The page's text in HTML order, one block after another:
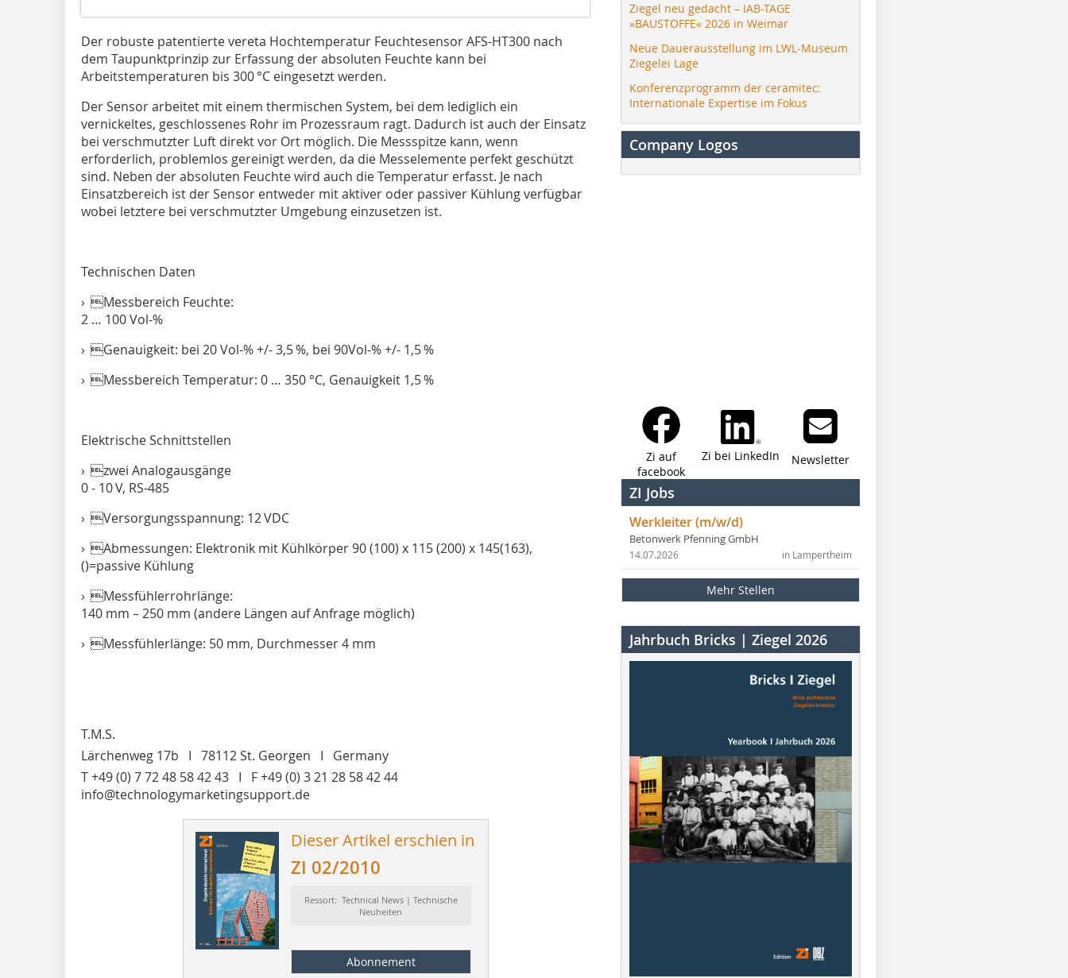
Der robuste patentierte vereta Hochtemperatur Feuchtesensor AFS-HT300 nach
dem Taupunktprinzip zur Erfassung der absoluten Feuchte kann bei
Arbeitstemperaturen bis 300 °C eingesetzt werden.
Der Sensor arbeitet mit einem thermischen System, bei dem lediglich ein
vernickeltes, geschlossenes Rohr im Prozessraum ragt. Dadurch ist auch der Einsatz
bei verschmutzter Luft direkt vor Ort möglich. Die Messspitze kann, wenn
erforderlich, problemlos gereinigt werden, da die Messelemente perfekt geschützt
sind. Neben der absoluten Feuchte wird auch die Temperatur erfasst. Je nach
Einsatzbereich ist der Sensor entweder mit aktiver oder passiver Kühlung verfügbar
wobei letztere bei verschmutzter Umgebung einzusetzen ist.
Technischen Daten
› Messbereich Feuchte:
2 … 100 Vol-%
› Genauigkeit: bei 20 Vol-% +/- 3,5 %, bei 90Vol-% +/- 1,5 %
› Messbereich Temperatur: 0 … 350 °C, Genauigkeit 1,5 %
Elektrische Schnittstellen
› zwei Analogausgänge
0 - 10 V, RS-485
› Versorgungsspannung: 12 VDC
› Abmessungen: Elektronik mit Kühlkörper 90 (100) x 115 (200) x 145(163),
()=passive Kühlung
› Messfühlerrohrlänge:
140 mm – 250 mm (andere Längen auf Anfrage möglich)
› Messfühlerlänge: 50 mm, Durchmesser 4 mm
T.M.S.
Lärchenweg 17b I 78112 St. Georgen I Germany
T +49 (0) 7 72 48 58 42 43 I F +49 (0) 3 21 28 58 42 44
info@technologymarketingsupport.de
Dieser Artikel erschien in
ZI 02/2010
Ressort: Technical News | Technische
Neuheiten
Abonnement
Ziegel neu gedacht – IAB-TAGE
»BAUSTOFFE« 2026 in Weimar
Neue Dauerausstellung im LWL-Museum
Ziegelei Lage
Konferenzprogramm der ceramitec:
Internationale Expertise im Fokus
Company Logos
Zi auf
facebook
Zi bei LinkedIn Newsletter
ZI Jobs
Werkleiter (m/w/d)
Betonwerk Pfenning GmbH
in Lampertheim
14.07.2026
Mehr Stellen
Jahrbuch Bricks | Ziegel 2026